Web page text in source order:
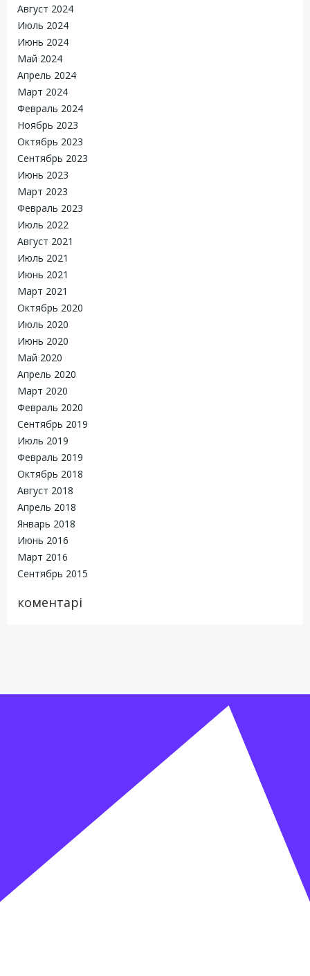
Август 2024
Июль 2024
Июнь 2024
Май 2024
Апрель 2024
Март 2024
Февраль 2024
Ноябрь 2023
Октябрь 2023
Сентябрь 2023
Июнь 2023
Март 2023
Февраль 2023
Июль 2022
Август 2021
Июль 2021
Июнь 2021
Март 2021
Октябрь 2020
Июль 2020
Июнь 2020
Май 2020
Апрель 2020
Март 2020
Февраль 2020
Сентябрь 2019
Июль 2019
Февраль 2019
Октябрь 2018
Август 2018
Апрель 2018
Январь 2018
Июнь 2016
Март 2016
Сентябрь 2015
коментарі